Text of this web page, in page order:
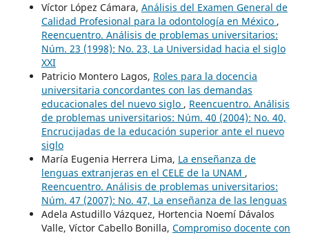
Víctor López Cámara, Análisis del Examen General de
Calidad Profesional para la odontología en México ,
Reencuentro. Análisis de problemas universitarios:
Núm. 23 (1998): No. 23, La Universidad hacia el siglo
XXI
Patricio Montero Lagos, Roles para la docencia
universitaria concordantes con las demandas
educacionales del nuevo siglo , Reencuentro. Análisis
de problemas universitarios: Núm. 40 (2004): No. 40,
Encrucijadas de la educación superior ante el nuevo
siglo
María Eugenia Herrera Lima, La enseñanza de
lenguas extranjeras en el CELE de la UNAM ,
Reencuentro. Análisis de problemas universitarios:
Núm. 47 (2007): No. 47, La enseñanza de las lenguas
Adela Astudillo Vázquez, Hortencia Noemí Dávalos
Valle, Víctor Cabello Bonilla, Compromiso docente con